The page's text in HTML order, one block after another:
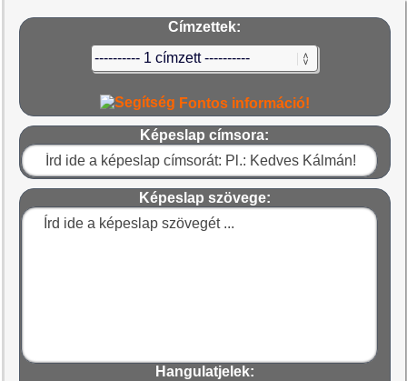
Címzettek:
Fontos információ!
Képeslap címsora:
Képeslap szövege:
Hangulatjelek: